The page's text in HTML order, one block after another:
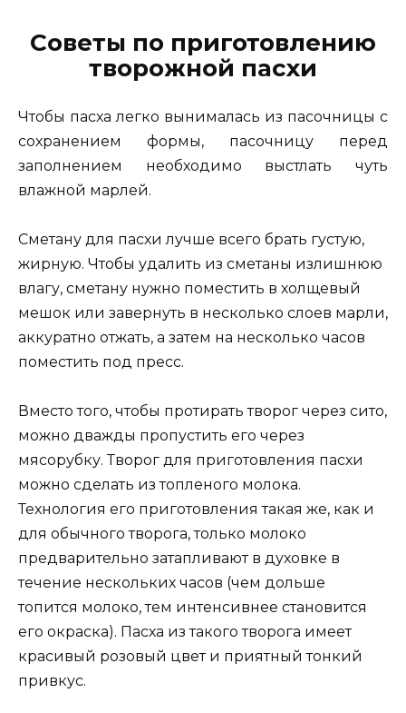
Советы по приготовлению
творожной пасхи
Чтобы пасха легко вынималась из пасочницы с
сохранением формы, пасочницу перед
заполнением необходимо выстлать чуть
влажной марлей.
Сметану для пасхи лучше всего брать густую,
жирную. Чтобы удалить из сметаны излишнюю
влагу, сметану нужно поместить в холщевый
мешок или завернуть в несколько слоев марли,
аккуратно отжать, а затем на несколько часов
поместить под пресс.
Вместо того, чтобы протирать творог через сито,
можно дважды пропустить его через
мясорубку. Творог для приготовления пасхи
можно сделать из топленого молока.
Технология его приготовления такая же, как и
для обычного творога, только молоко
предварительно затапливают в духовке в
течение нескольких часов (чем дольше
топится молоко, тем интенсивнее становится
его окраска). Пасха из такого творога имеет
красивый розовый цвет и приятный тонкий
привкус.